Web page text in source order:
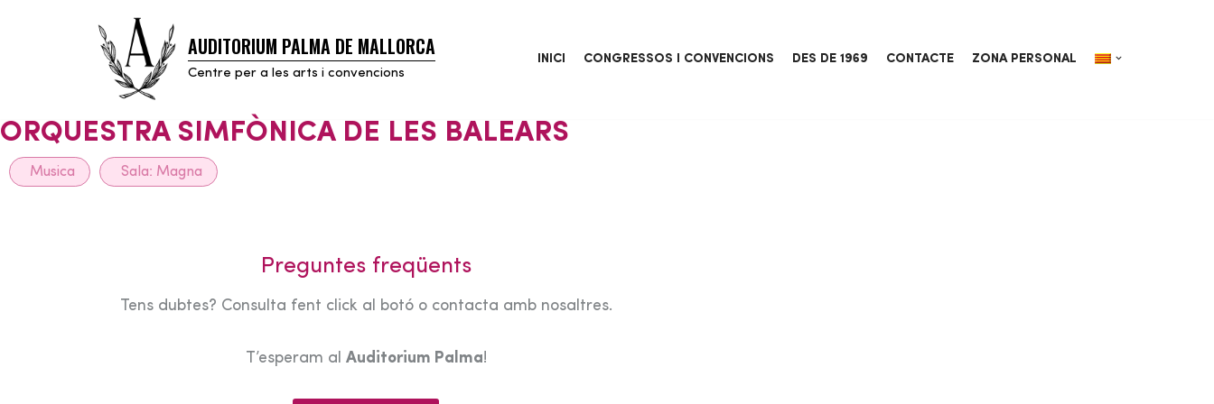
AUDITORIUM PALMA DE MALLORCA
Centre per a les arts i convencions
INICI CONGRESSOS I CONVENCIONS DES DE 1969 CONTACTE ZONA PERSONAL
ORQUESTRA SIMFÒNICA DE LES BALEARS
Musica Sala: Magna
Preguntes freqüents
Tens dubtes? Consulta fent click al botó o contacta amb nosaltres.
T’esperam al Auditorium Palma!